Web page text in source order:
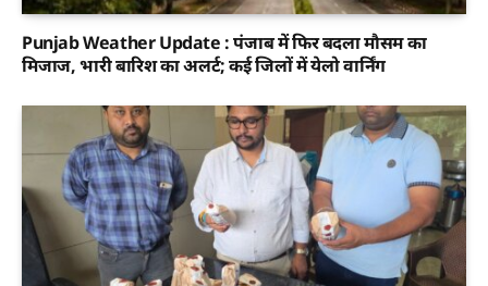
Punjab Weather Update : पंजाब में फिर बदला मौसम का
मिजाज, भारी बारिश का अलर्ट; कई जिलों में येलो वार्निंग